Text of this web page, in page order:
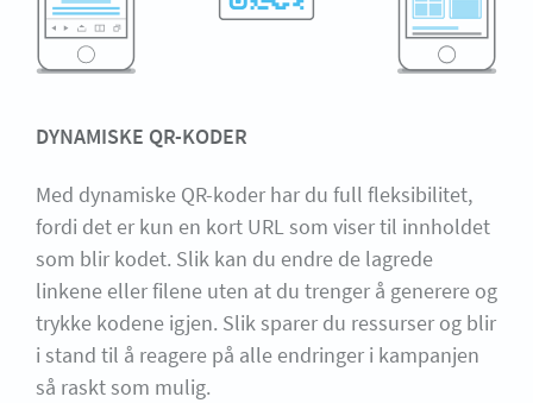
DYNAMISKE QR-KODER
Med dynamiske QR-koder har du full fleksibilitet,
fordi det er kun en kort URL som viser til innholdet
som blir kodet. Slik kan du endre de lagrede
linkene eller filene uten at du trenger å generere og
trykke kodene igjen. Slik sparer du ressurser og blir
i stand til å reagere på alle endringer i kampanjen
så raskt som mulig.